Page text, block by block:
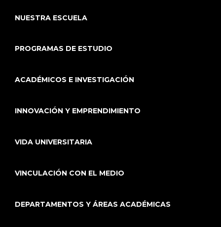
NUESTRA ESCUELA
PROGRAMAS DE ESTUDIO
ACADÉMICOS E INVESTIGACIÓN
INNOVACIÓN Y EMPRENDIMIENTO
VIDA UNIVERSITARIA
VINCULACIÓN CON EL MEDIO
DEPARTAMENTOS Y ÁREAS ACADÉMICAS